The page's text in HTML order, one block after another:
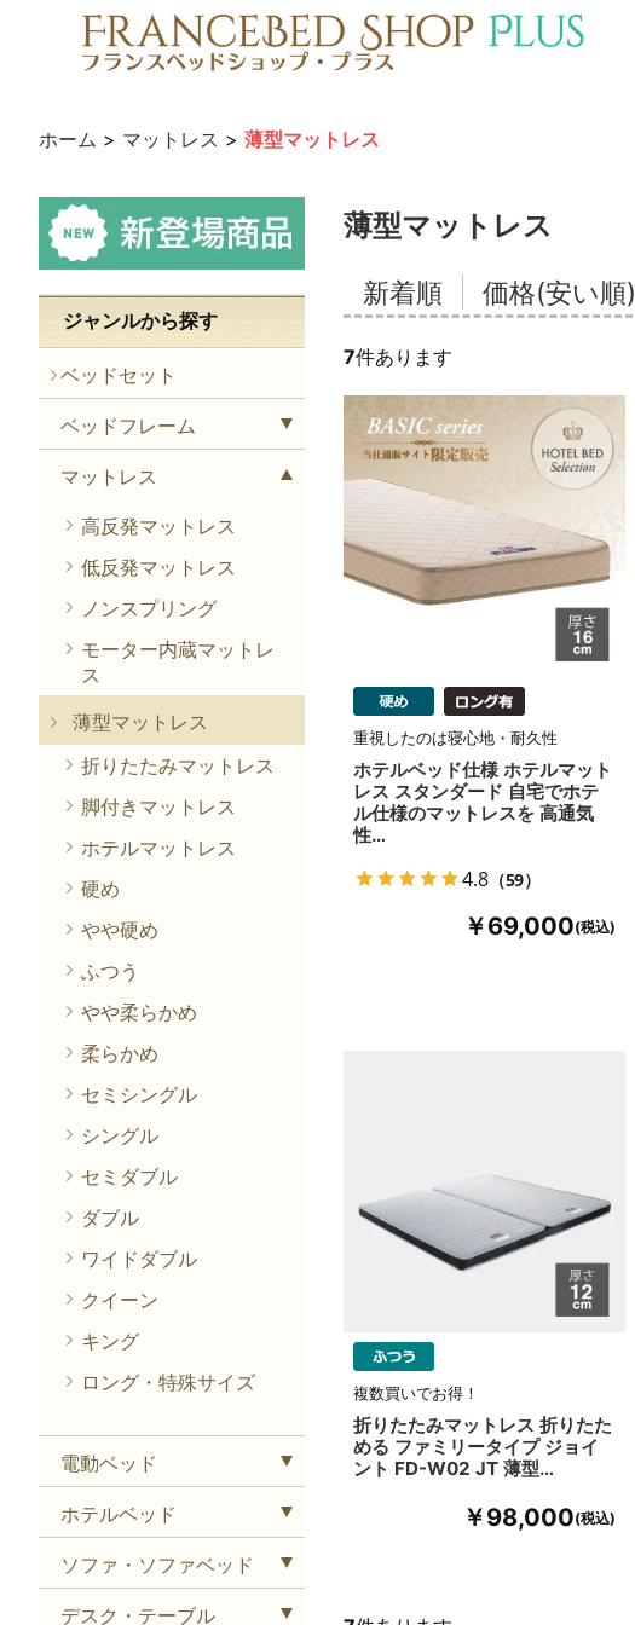
ホーム > マットレス > 薄型マットレス
ジャンルから探す
ベッドセット
ベッドフレーム
マットレス
高反発マットレス
低反発マットレス
ノンスプリング
モーター内蔵マットレ
ス
薄型マットレス
折りたたみマットレス
脚付きマットレス
ホテルマットレス
硬め
やや硬め
ふつう
やや柔らかめ
柔らかめ
セミシングル
シングル
セミダブル
ダブル
ワイドダブル
クイーン
キング
ロング・特殊サイズ
電動ベッド
ホテルベッド
ソファ・ソファベッド
デスク・テーブル
薄型マットレス
新着順 価格(安い順)
7件あります
ホテルベッド仕様 ホテルマット
レス スタンダード 自宅でホテ
ル仕様のマットレスを 高通気
性…
4.8（59）
重視したのは寝心地・耐久性
￥69,000
折りたたみマットレス 折りたた
める ファミリータイプ ジョイ
ント FD-W02 JT 薄型…
複数買いでお得！
￥98,000